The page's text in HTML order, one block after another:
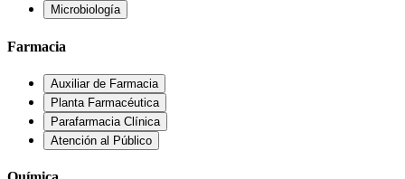
Microbiología
Farmacia
Auxiliar de Farmacia
Planta Farmacéutica
Parafarmacia Clínica
Atención al Público